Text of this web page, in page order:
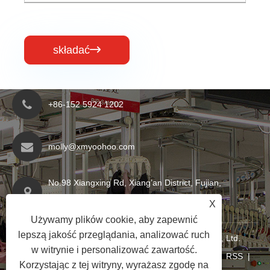
składać
+86-152 5924 1202
molly@xmyoohoo.com
No.98 Xiangxing Rd, Xiang’an District, Fujian,
Copyright © 2024 Xiamen Evaricky Trading Co., Ltd.
Wszelkie prawa zastrzeżoneLinks|Sitemap |RSS|
X
Używamy plików cookie, aby zapewnić
lepszą jakość przeglądania, analizować ruch
w witrynie i personalizować zawartość.
Korzystając z tej witryny, wyrażasz zgodę na